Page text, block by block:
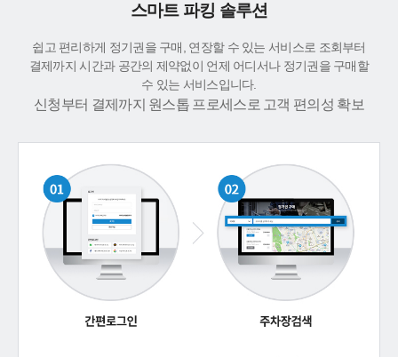
스마트 파킹 솔루션
쉽고 편리하게 정기권을 구매, 연장할 수 있는 서비스로 조회부터
결제까지 시간과 공간의 제약없이 언제 어디서나 정기권을 구매할
수 있는 서비스입니다.
신청부터 결제까지 원스톱 프로세스로 고객 편의성 확보